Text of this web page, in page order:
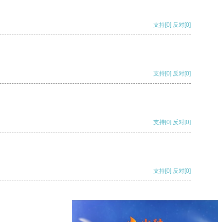
支持[0] 反对[0]
支持[0] 反对[0]
支持[0] 反对[0]
支持[0] 反对[0]
支持